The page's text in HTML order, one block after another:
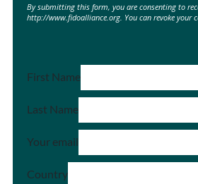
By submitting this form, you are consenting to
http://www.fidoalliance.org. You can revoke your
First Name
Last Name
Your email
Country